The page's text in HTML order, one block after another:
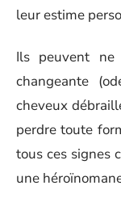
leur estime
Ils peuvent
changeante
cheveux
perdre toute
tous ces signes
une